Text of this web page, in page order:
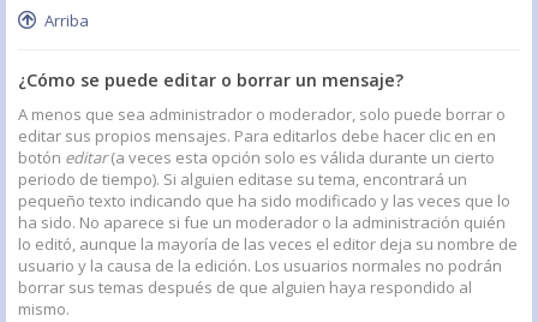
Arriba
¿Cómo se puede editar o borrar un mensaje?
A menos que sea administrador o moderador, solo puede borrar o
editar sus propios mensajes. Para editarlos debe hacer clic en en
botón editar(a veces esta opción solo es válida durante un cierto
periodo de tiempo). Si alguien editase su tema, encontrará un
pequeño texto indicando que ha sido modificado y las veces que lo
ha sido. No aparece si fue un moderador o la administración quién
lo editó, aunque la mayoría de las veces el editor deja su nombre de
usuario y la causa de la edición. Los usuarios normales no podrán
borrar sus temas después de que alguien haya respondido al
mismo.